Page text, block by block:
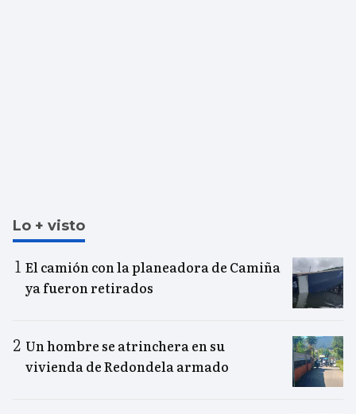
Lo + visto
El camión con la planeadora de Camiña
ya fueron retirados
Un hombre se atrinchera en su
vivienda de Redondela armado